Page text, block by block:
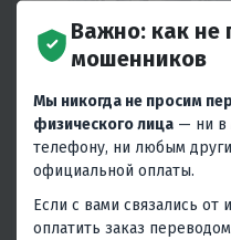
4.7
МОТОЦИКЛ REGULMOTO ADV
СЕРЫЙ ЧЕРНЫЙ Б/У
230 000 ₽
Важно: как не
мошенников
Мы никогда не просим
физического лица — ни в
телефону, ни любым
официальной оплаты.
Если с вами связались от
оплатить заказ